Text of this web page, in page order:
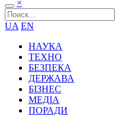
×
UA EN
НАУКА
ТЕХНО
БЕЗПЕКА
ДЕРЖАВА
БІЗНЕС
МЕДІА
ПОРАДИ